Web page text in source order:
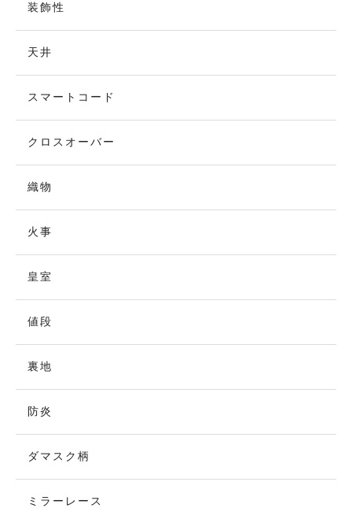
装飾性
天井
スマートコード
クロスオーバー
織物
火事
皇室
値段
裏地
防炎
ダマスク柄
ミラーレース